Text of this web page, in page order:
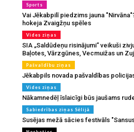
Sports
Vai Jēkabpilī piedzims jauna
hokeja Zvaigžņu spēles
Vides ziņas
SIA „Saldūdeņu risinājumi” veikuši
Baļotes, Vārzgūnes, Vecmuižas un
Pašvaldību ziņas
Jēkabpils novada pašvaldības
Vides ziņas
Nākamnedēļ īslaicīgi būs jaušams
Sabiedrības ziņas Sēlijā
Susējas mežā sācies festivāls